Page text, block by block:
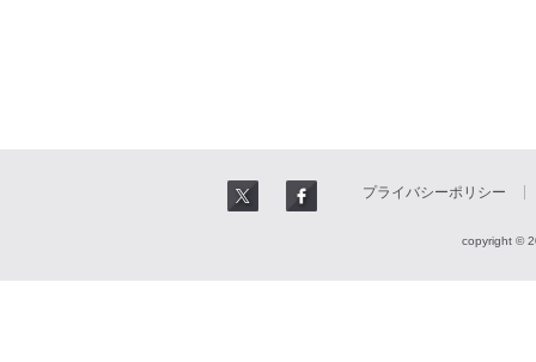
プライバシーポリシー
copyright ©